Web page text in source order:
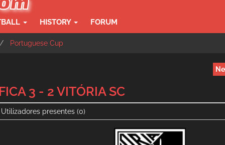
HISTORY FORUM
Portuguese Cup
3 - 2 VITÓRIA SC
Utilizadores presentes(0)